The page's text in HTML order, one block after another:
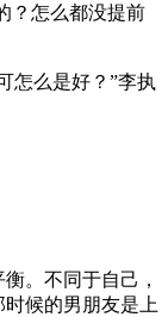
？怎么都没提前
怎么是好？”李执
。不同于自己，
候的男朋友是上